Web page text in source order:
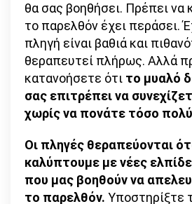
θα σας βοηθήσει. Πρέπει να
το παρελθόν έχει περάσει.
πληγή είναι βαθιά και
θεραπευτεί πλήρως. Αλλά
κατανοήσετε ότι το μυαλό
σας επιτρέπει να
χωρίς να πονάτε τόσο
Οι πληγές θεραπεύονται
καλύπτουμε με νέες
που μας βοηθούν να
το παρελθόν. Υποστηρίξτε